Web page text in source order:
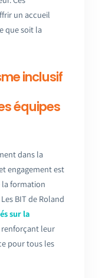
un accueil
que soit la
inclusif
équipes
dans la
engagement est
la formation
BIT de Roland
sur la
renforçant leur
pour tous les